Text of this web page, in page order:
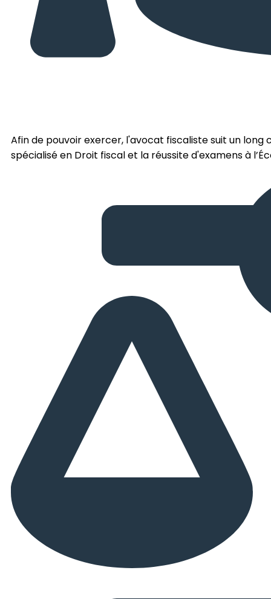
Afin de pouvoir exercer, l'avocat fiscaliste suit un
spécialisé en Droit fiscal et la réussite d'examens à